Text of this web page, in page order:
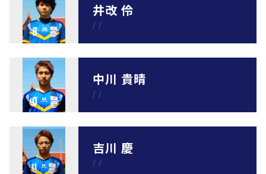
井改 伶
/ /
中川 貴晴
/ /
吉川 慶
/ /